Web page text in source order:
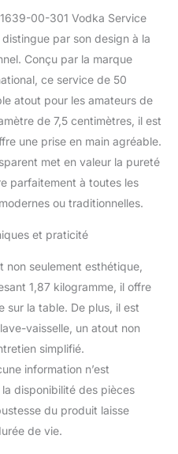
00-301 Vodka Service
par son design à la
Conçu par la marque
ce service de 50
atout pour les amateurs de
de 7,5 centimètres, il est
une prise en main agréable.
met en valeur la pureté
parfaitement à toutes les
ou traditionnelles.
et praticité
non seulement esthétique,
1,87 kilogramme, il offre
sur la table. De plus, il est
vaisselle, un atout non
simplifié.
information n’est
disponibilité des pièces
du produit laisse
de vie.